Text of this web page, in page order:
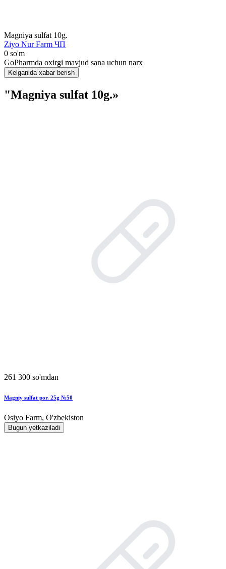
Magniya sulfat 10g.
Ziyo Nur Farm ЧП
0 so'm
GoPharmda oxirgi mavjud sana uchun narx
Kelganida xabar berish
"Magniya sulfat 10g.»
261 300 so'mdan
Magniy sulfat por. 25g №50
Osiyo Farm, O'zbekiston
Bugun yetkaziladi